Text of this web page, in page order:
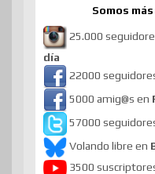
Somos
25.000
día
22000
5000 amig@s en
57000
Volando libre en
3500